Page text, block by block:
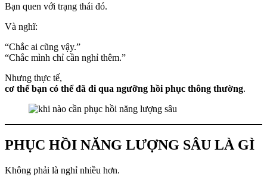
Bạn quen với trạng thái đó.
Và nghĩ:
“Chắc ai cũng vậy.”
“Chắc mình chỉ cần nghỉ thêm.”
Nhưng thực tế,
cơ thể bạn có thể đã đi qua ngưỡng hồi phục thông thường.
PHỤC HỒI NĂNG LƯỢNG SÂU LÀ GÌ
Không phải là nghỉ nhiều hơn.